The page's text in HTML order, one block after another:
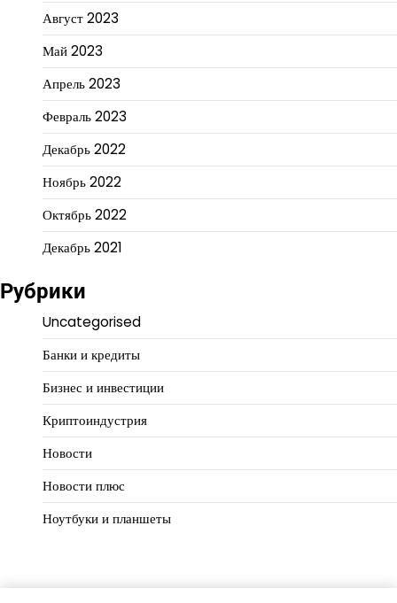
Август 2023
Май 2023
Апрель 2023
Февраль 2023
Декабрь 2022
Ноябрь 2022
Октябрь 2022
Декабрь 2021
Рубрики
Uncategorised
Банки и кредиты
Бизнес и инвестиции
Криптоиндустрия
Новости
Новости плюс
Ноутбуки и планшеты